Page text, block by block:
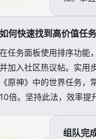
如何快速找到高价值任务
在任务面板使用排序功能
并加入社区热议帖。实用
《原神》中的世界任务
10倍。坚持此法，效率提
组队完